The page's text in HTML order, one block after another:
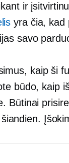
ir
yra čia, kad
savo
kaip ši
būdo, kaip
Būtinai